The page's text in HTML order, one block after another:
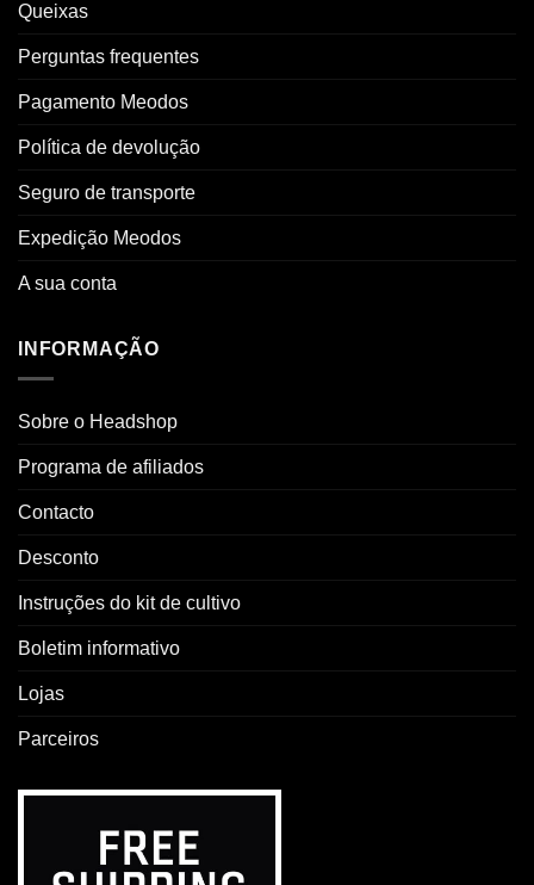
Queixas
Perguntas frequentes
Pagamento Meodos
Política de devolução
Seguro de transporte
Expedição Meodos
A sua conta
INFORMAÇÃO
Sobre o Headshop
Programa de afiliados
Contacto
Desconto
Instruções do kit de cultivo
Boletim informativo
Lojas
Parceiros